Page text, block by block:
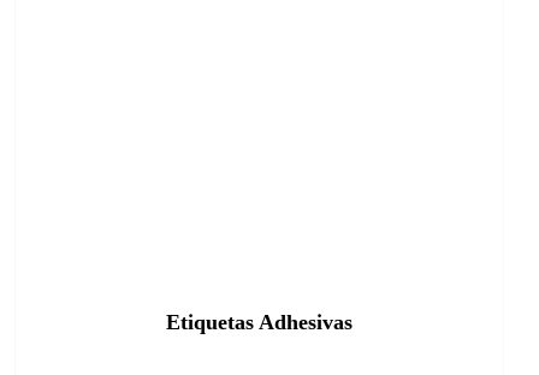
Etiquetas Adhesivas